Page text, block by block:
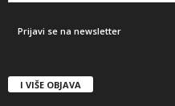
I VIŠE OBJAVA